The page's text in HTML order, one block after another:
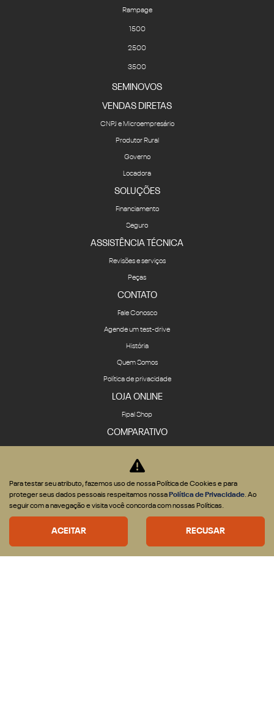
Rampage
1500
2500
3500
SEMINOVOS
VENDAS DIRETAS
CNPJ e Microempresário
Produtor Rural
Governo
Locadora
SOLUÇÕES
Financiamento
Seguro
ASSISTÊNCIA TÉCNICA
Revisões e serviços
Peças
CONTATO
Fale Conosco
Agende um test-drive
História
Quem Somos
Política de privacidade
LOJA ONLINE
Fipal Shop
COMPARATIVO
Desenvolvido pela DEALERSPACE ® Direitos Reservados.
Desacelere. Seu bem maior é a vida.
Para testar seu atributo, fazemos uso de nossa Política de Cookies e para
proteger seus dados pessoais respeitamos nossa Política de Privacidade. Ao
seguir com a navegação e visita você concorda com nossas Políticas.
ACEITAR RECUSAR